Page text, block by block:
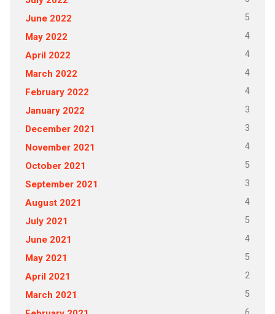
June 2022 5
May 2022 4
April 2022 4
March 2022 4
February 2022 4
January 2022 3
December 2021 3
November 2021 4
October 2021 5
September 2021 3
August 2021 4
July 2021 5
June 2021 4
May 2021 5
April 2021 2
March 2021 5